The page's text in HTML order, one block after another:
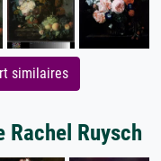
similaires
Rachel Ruysch